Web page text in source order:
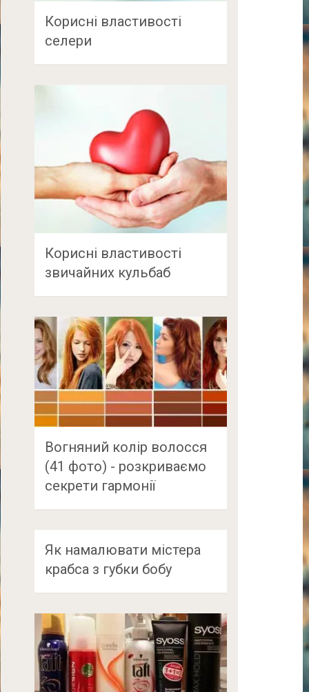
Корисні властивості
селери
Корисні властивості
звичайних кульбаб
Вогняний колір волосся
(41 фото) - розкриваємо
секрети гармонії
Як намалювати містера
крабса з губки бобу